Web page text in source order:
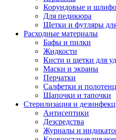
Корундовые и
Для педикюра
Щетки и футляры
Расходные материалы
Бафы и пилки
Жидкости
Кисти и щетки для
Маски и экраны
Перчатки
Салфетки и
Шапочки и тапочки
Стерилизация и
Антисептики
Дезсредства
Журналы и